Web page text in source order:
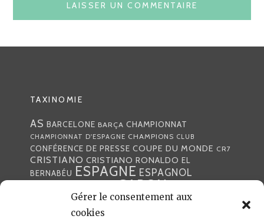
Gérer le consentement aux
cookies
TAXINOMIE
AS BARCELONE BARÇA CHAMPIONNAT
CHAMPIONNAT D'ESPAGNE CHAMPIONS CLUB
CONFÉRENCE DE PRESSE COUPE DU MONDE CR7
CRISTIANO CRISTIANO RONALDO EL
BERNABÉU ESPAGNE ESPAGNOL
GABON
JULEN LOPETEGUI KARIM BENZÉMA
LIGUE DES CHAMPIONS